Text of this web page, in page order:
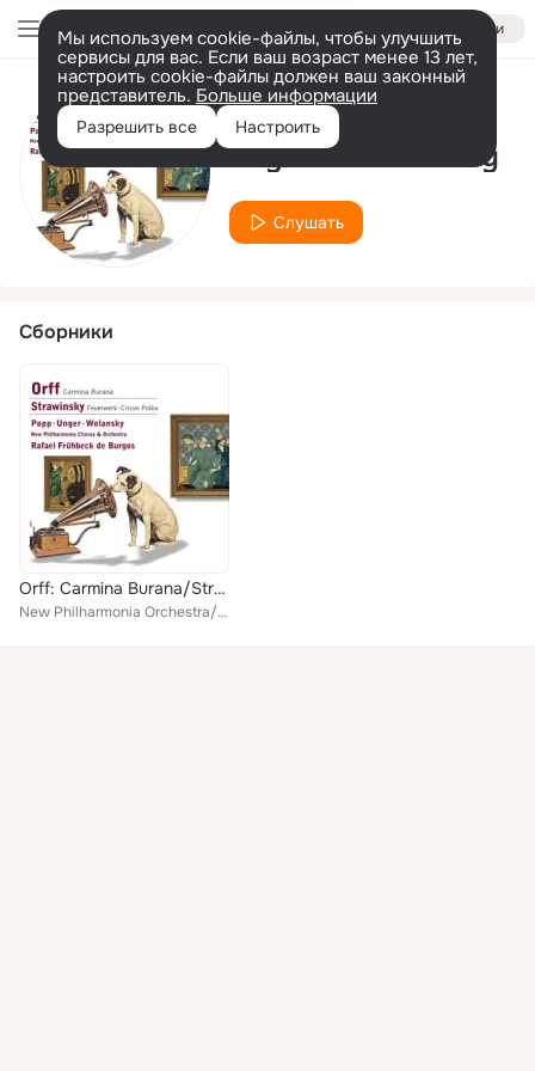
Войти
Мы используем cookie-файлы, чтобы улучшить
сервисы для вас. Если ваш возраст менее 13 лет,
настроить cookie-файлы должен ваш законный
представитель. Больше информации
Разрешить все Настроить
Исполнитель
Raymond Wolansky
Слушать
Сборники
Orff: Carmina Burana/Strawinsky: Feuerwerk
New Philharmonia Orchestra/Rafael Frühbeck de Burgos, Rafael Frühbeck de Burgos/New Philharmonia Orchestra/New Philharmonia Chor...